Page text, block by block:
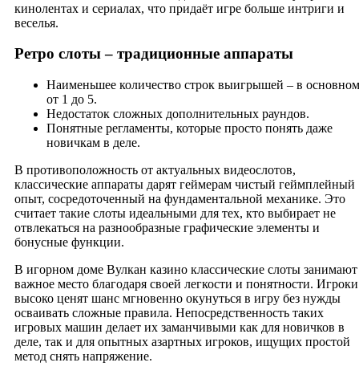
кинолентах и сериалах, что придаёт игре больше интриги и
веселья.
Ретро слоты – традиционные аппараты
Наименьшее количество строк выигрышей – в основном
от 1 до 5.
Недостаток сложных дополнительных раундов.
Понятные регламенты, которые просто понять даже
новичкам в деле.
В противоположность от актуальных видеослотов,
классические аппараты дарят геймерам чистый геймплейный
опыт, сосредоточенный на фундаментальной механике. Это
считает такие слоты идеальными для тех, кто выбирает не
отвлекаться на разнообразные графические элементы и
бонусные функции.
В игорном доме Вулкан казино классические слоты занимают
важное место благодаря своей легкости и понятности. Игроки
высоко ценят шанс мгновенно окунуться в игру без нужды
осваивать сложные правила. Непосредственность таких
игровых машин делает их заманчивыми как для новичков в
деле, так и для опытных азартных игроков, ищущих простой
метод снять напряжение.